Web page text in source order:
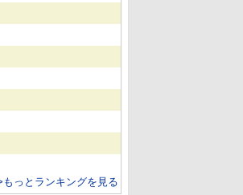
もっとランキングを見る